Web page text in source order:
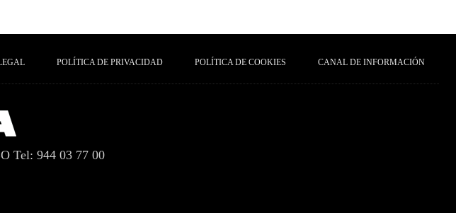
POLÍTICA DE PRIVACIDAD POLÍTICA DE COOKIES CANAL DE INFORMACIÓN
Tel: 944 03 77 00